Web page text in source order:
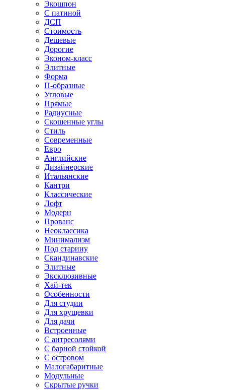
Экошпон
С патиной
ДСП
Стоимость
Дешевые
Дорогие
Эконом-класс
Элитные
Форма
П-образные
Угловые
Прямые
Радиусные
Скошенные углы
Стиль
Современные
Евро
Английские
Дизайнерские
Итальянские
Кантри
Классические
Лофт
Модерн
Прованс
Неоклассика
Минимализм
Под старину
Скандинавские
Элитные
Эксклюзивные
Хай-тек
Особенности
Для студии
Для хрущевки
Для дачи
Встроенные
С антресолями
С барной стойкой
С островом
Малогабаритные
Модульные
Скрытые ручки